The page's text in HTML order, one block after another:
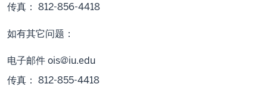
传真： 812-856-4418
如有其它问题：
电子邮件ois@iu.edu
传真： 812-855-4418